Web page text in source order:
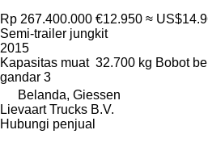
Rp 267.400.000 €12.950 ≈
Semi-trailer jungkit
2015
Kapasitas muat 32.700 kg Bobot
gandar 3
Belanda, Giessen
Lievaart Trucks B.V.
Hubungi penjual